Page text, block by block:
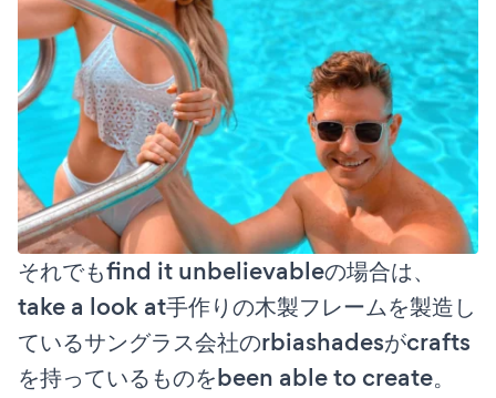
それでもfind it unbelievableの場合は、
take a look at手作りの木製フレームを製造し
ているサングラス会社のrbiashadesがcrafts
を持っているものをbeen able to create。